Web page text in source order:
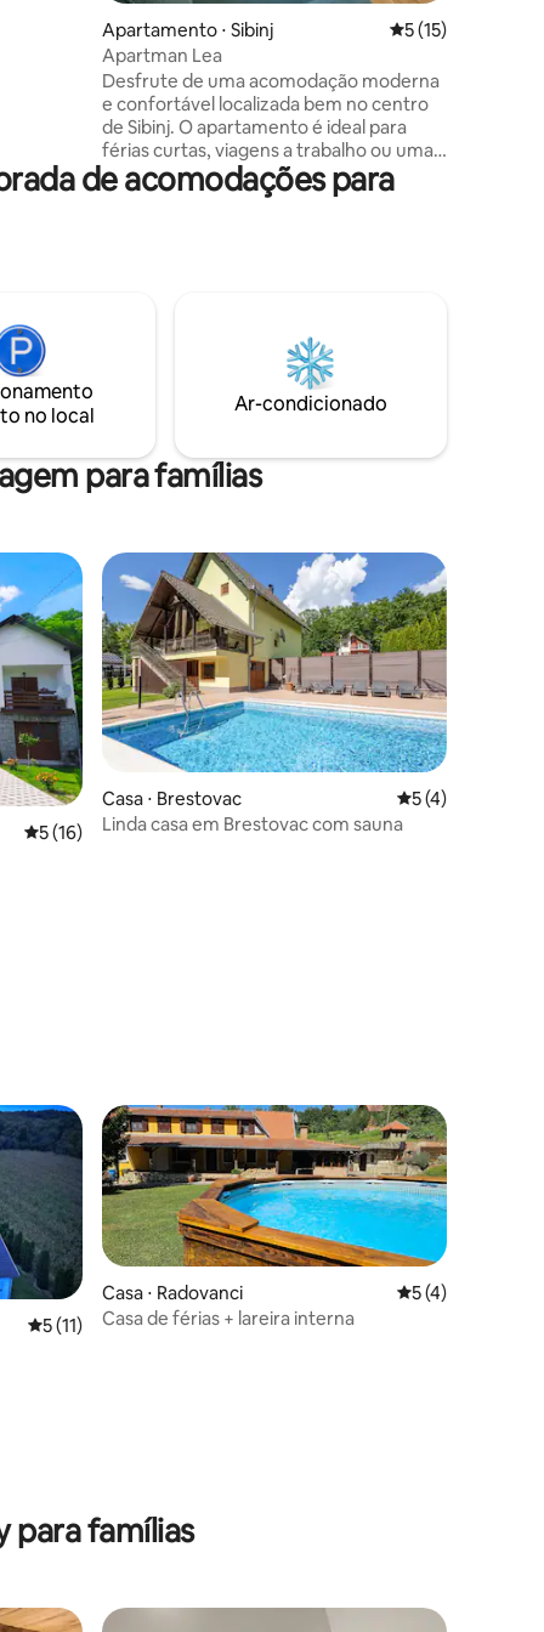
Apartamento ⋅ Sibinj 5 de uma
5 (15)
Apartman Lea
Desfrute de uma acomodação moderna
e confortável localizada bem no centro
de Sibinj. O apartamento é ideal para
férias curtas, viagens a trabalho ou uma
estadia em família. Tudo o que você
precisa está nas imediações: lojas, cafés
descansar, mas que também querem
de acomodações para
no local
Ar-condicionado
para famílias
5 de uma avaliação média de 5, 16 avaliações
5 (16)
Casa ⋅ Brestovac 5 de uma
5 (4)
Linda casa em Brestovac com sauna
5 de uma avaliação média de 5, 11 avaliações
5 (11)
Casa ⋅ Radovanci 5 de uma
5 (4)
Casa de férias + lareira interna
para famílias